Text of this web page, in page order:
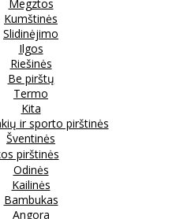
Megztos
Kumštinės
Slidinėjimo
Ilgos
Riešinės
Be pirštų
Termo
Kita
ir sporto pirštinės
Šventinės
pirštinės
Odinės
Kailinės
Bambukas
Angora